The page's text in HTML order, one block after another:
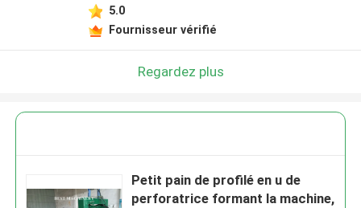
5.0
Fournisseur vérifié
Regardez plus
Petit pain de profilé en u de
perforatrice formant la machine,